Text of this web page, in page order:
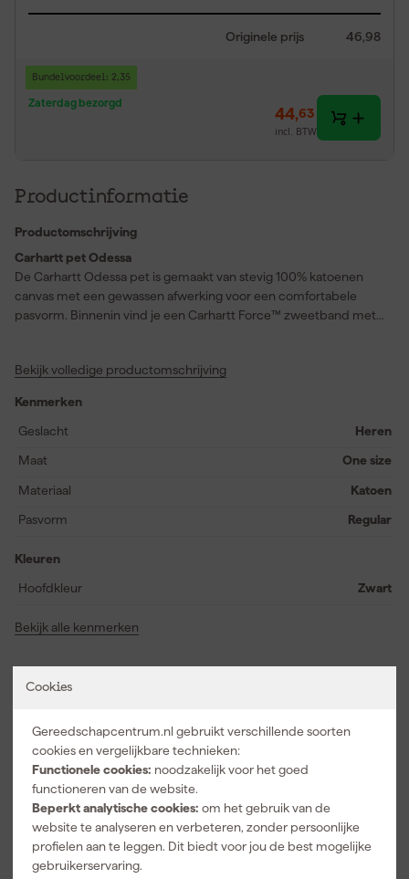
Cookies
Gereedschapcentrum.nl gebruikt verschillende soorten
cookies en vergelijkbare technieken:
Functionele cookies: noodzakelijk voor het goed
functioneren van de website.
Beperkt analytische cookies: om het gebruik van de
website te analyseren en verbeteren, zonder persoonlijke
profielen aan te leggen. Dit biedt voor jou de best mogelijke
gebruikerservaring.
Originele prijs 46,98
Bundelvoordeel: 2,35
Zaterdag bezorgd
44,63
incl. BTW
Productinformatie
Productomschrijving
Carhartt pet Odessa
De Carhartt Odessa pet is gemaakt van stevig 100% katoenen
canvas met een gewassen afwerking voor een comfortabele
pasvorm. Binnenin vind je een Carhartt Force™ zweetband met
voor schaduw en bescherming, terwijl je de pasvorm eenvoudig
gevoerd met polyester en voorzien van een kunstleren Carhartt-
label op de voorkant en borduurwerk op de achterzijde. Deze
geschikt voor dagelijks gebruik.
Bekijk volledige productomschrijving
Kenmerken
Geslacht
Heren
Maat One size
Materiaal Katoen
Pasvorm Regular
Kleuren
Hoofdkleur
Zwart
Bekijk alle kenmerken
Vaak gekocht met